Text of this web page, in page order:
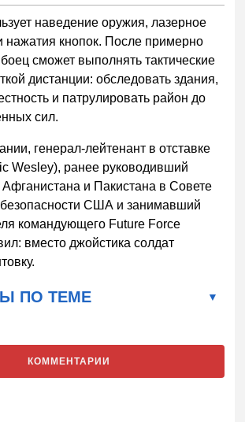
наведение оружия, лазерное
нажатия кнопок. После примерно
сможет выполнять тактические
дистанции: обследовать здания,
и патрулировать район до
сил.
генерал-лейтенант в отставке
Wesley), ранее руководивший
и Пакистана в Совете
США и занимавший
командующего Future Force
вместо джойстика солдат
ПО ТЕМЕ
КОММЕНТАРИИ